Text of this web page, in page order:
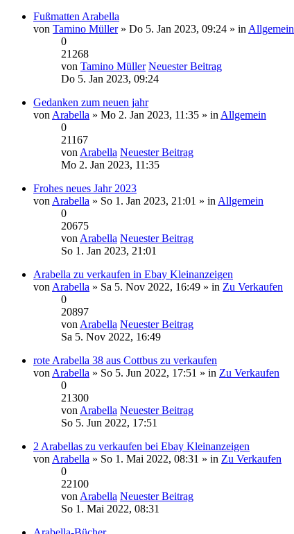
Fußmatten Arabella
von Tamino Müller» Do 5. Jan 2023, 09:24 » in Allgemein
0
21268
von Tamino Müller Neuester Beitrag
Do 5. Jan 2023, 09:24
Gedanken zum neuen jahr
von Arabella » Mo 2. Jan 2023, 11:35 » in Allgemein
0
21167
von Arabella Neuester Beitrag
Mo 2. Jan 2023, 11:35
Frohes neues Jahr 2023
von Arabella » So 1. Jan 2023, 21:01 » in Allgemein
0
20675
von Arabella Neuester Beitrag
So 1. Jan 2023, 21:01
Arabella zu verkaufen in Ebay Kleinanzeigen
von Arabella » Sa 5. Nov 2022, 16:49 » in Zu Verkaufen
0
20897
von Arabella Neuester Beitrag
Sa 5. Nov 2022, 16:49
rote Arabella 38 aus Cottbus zu verkaufen
von Arabella » So 5. Jun 2022, 17:51 » in Zu Verkaufen
0
21300
von Arabella Neuester Beitrag
So 5. Jun 2022, 17:51
2 Arabellas zu verkaufen bei Ebay Kleinanzeigen
von Arabella » So 1. Mai 2022, 08:31 » in Zu Verkaufen
0
22100
von Arabella Neuester Beitrag
So 1. Mai 2022, 08:31